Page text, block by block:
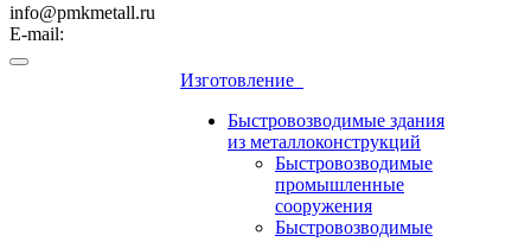
info@pmkmetall.ru
E-mail:
Изготовление
Быстровозводимые здания
из металлоконструкций
Быстровозводимые
промышленные
сооружения
Быстровозводимые